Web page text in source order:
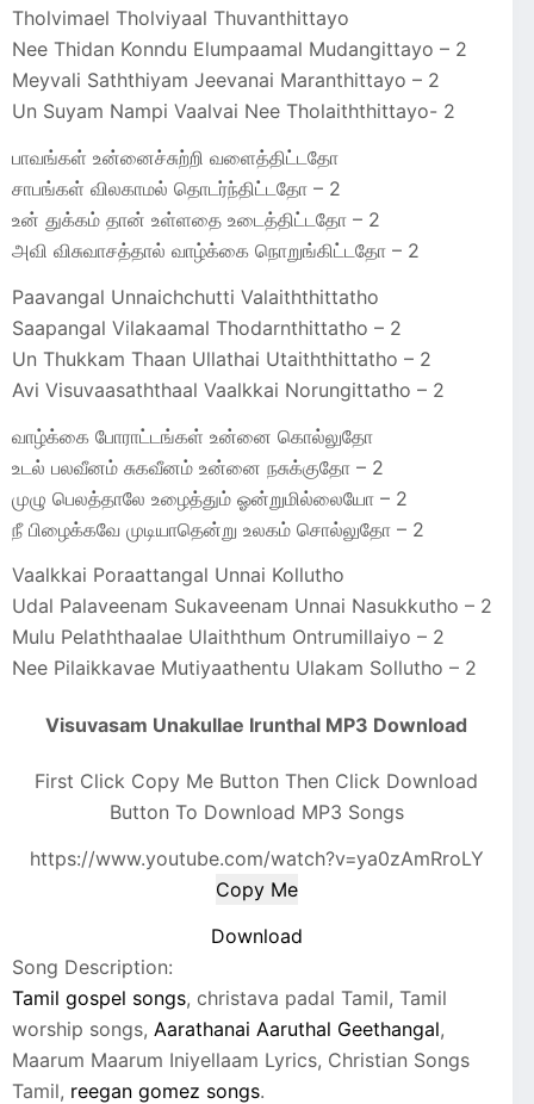
Tholvimael Tholviyaal Thuvanthittayo
Nee Thidan Konndu Elumpaamal Mudangittayo – 2
Meyvali Saththiyam Jeevanai Maranthittayo – 2
Un Suyam Nampi Vaalvai Nee Tholaiththittayo- 2
பாவங்கள் உன்னைச்சுற்றி வளைத்திட்டதோ
சாபங்கள் விலகாமல் தொடர்ந்திட்டதோ – 2
உன் துக்கம் தான் உள்ளதை உடைத்திட்டதோ – 2
அவி விசுவாசத்தால் வாழ்க்கை நொறுங்கிட்டதோ – 2
Paavangal Unnaichchutti Valaiththittatho
Saapangal Vilakaamal Thodarnthittatho – 2
Un Thukkam Thaan Ullathai Utaiththittatho – 2
Avi Visuvaasaththaal Vaalkkai Norungittatho – 2
வாழ்க்கை போராட்டங்கள் உன்னை கொல்லுதோ
உடல் பலவீனம் சுகவீனம் உன்னை நசுக்குதோ – 2
முழு பெலத்தாலே உழைத்தும் ஓன்றுமில்லையோ – 2
நீ பிழைக்கவே முடியாதென்று உலகம் சொல்லுதோ – 2
Vaalkkai Poraattangal Unnai Kollutho
Udal Palaveenam Sukaveenam Unnai Nasukkutho – 2
Mulu Pelaththaalae Ulaiththum Ontrumillaiyo – 2
Nee Pilaikkavae Mutiyaathentu Ulakam Sollutho – 2
Visuvasam Unakullae Irunthal MP3 Download
First Click Copy Me Button Then Click Download
Button To Download MP3 Songs
https://www.youtube.com/watch?v=ya0zAmRroLY
Copy Me
Download
Song Description:
Tamil gospel songs, christava padal Tamil, Tamil
worship songs, Aarathanai Aaruthal Geethangal,
Maarum Maarum Iniyellaam Lyrics, Christian Songs
Tamil, reegan gomez songs.